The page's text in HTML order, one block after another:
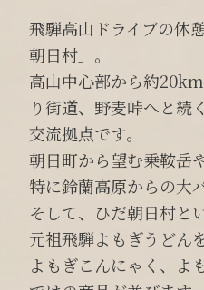
飛騨高山ドライブの休
朝日村」。
高山中心部から約
り街道、野麦峠へと続
交流拠点です。
朝日町から望む乗鞍岳
特に鈴蘭高原からの大
そして、ひだ朝日村と
元祖飛騨よもぎうどん
よもぎこんにゃく、よ